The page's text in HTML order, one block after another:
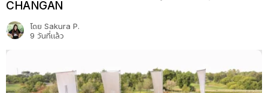
CHANGAN
โดย Sakura P.
9 วันที่แล้ว